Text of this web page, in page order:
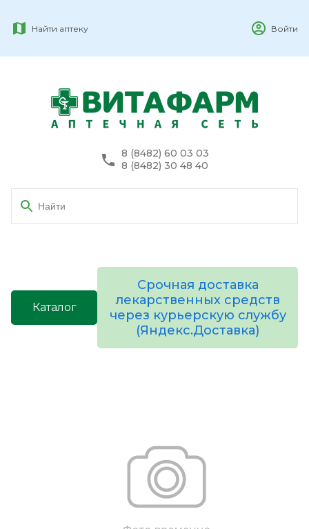
Найти аптеку Войти
8 (8482) 60 03 03
8 (8482) 30 48 40
Каталог
Срочная доставка
лекарственных средств
через курьерскую службу
(Яндекс.Доставка)